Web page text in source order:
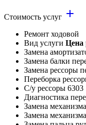
Стоимость услуг add
Ремонт ходовой
Вид услуги Цена
Замена
Замена балки
Замена рессоры
Переборка
С/у рессоры 6303
Диагностика
Замена
Замена